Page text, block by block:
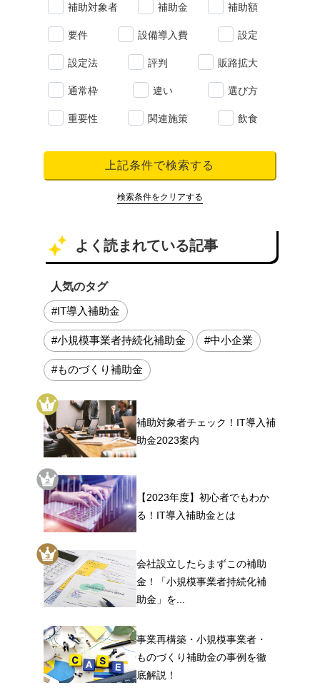
補助対象者 補助金 補助額
要件 設備導入費 設定
設定法 評判 販路拡大
通常枠 違い 選び方
重要性 関連施策 飲食
上記条件で検索する
検索条件をクリアする
よく読まれている記事
人気のタグ
#IT導入補助金
#小規模事業者持続化補助金 #中小企業
#ものづくり補助金
補助対象者チェック！IT導入補
助金2023案内
【2023年度】初心者でもわか
る！IT導入補助金とは
会社設立したらまずこの補助
金！「小規模事業者持続化補
助金」を...
事業再構築・小規模事業者・
ものづくり補助金の事例を徹
底解説！